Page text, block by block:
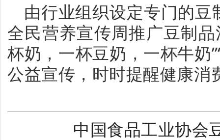
由行业组织设定专门的
全民营养宣传周推广豆制
杯奶，一杯豆奶，一杯牛奶
公益宣传，时时提醒健康消
中国食品工业协会